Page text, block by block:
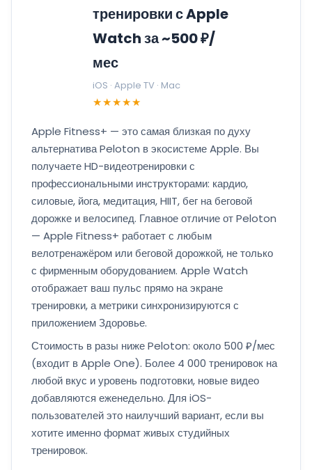
тренировки с Apple
Watch за ~500 ₽/
мес
iOS · Apple TV · Mac
★★★★★
Apple Fitness+ — это самая близкая по духу
альтернатива Peloton в экосистеме Apple. Вы
получаете HD-видеотренировки с
профессиональными инструкторами: кардио,
силовые, йога, медитация, HIIT, бег на беговой
дорожке и велосипед. Главное отличие от Peloton
— Apple Fitness+ работает с любым
велотренажёром или беговой дорожкой, не только
с фирменным оборудованием. Apple Watch
отображает ваш пульс прямо на экране
тренировки, а метрики синхронизируются с
приложением Здоровье.
Стоимость в разы ниже Peloton: около 500 ₽/мес
(входит в Apple One). Более 4 000 тренировок на
любой вкус и уровень подготовки, новые видео
добавляются еженедельно. Для iOS-
пользователей это наилучший вариант, если вы
хотите именно формат живых студийных
тренировок.